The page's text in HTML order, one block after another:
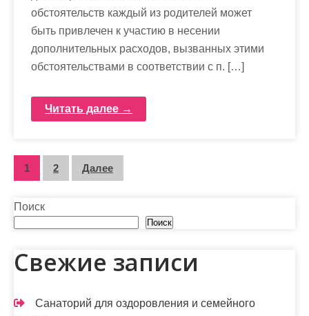
обстоятельств каждый из родителей может
быть привлечен к участию в несении
дополнительных расходов, вызванных этими
обстоятельствами в соответствии с п. […]
Читать далее →
П
а
г
и
н
а
1 2 Далее
Поиск
Поиск
Свежие записи
Санаторий для оздоровления и семейного